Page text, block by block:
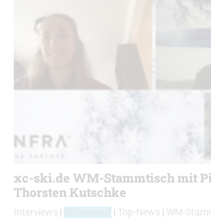
xc-ski.de WM-Stammtisch mit
Thorsten Kutschke
Interviews | | Top-News | WM-